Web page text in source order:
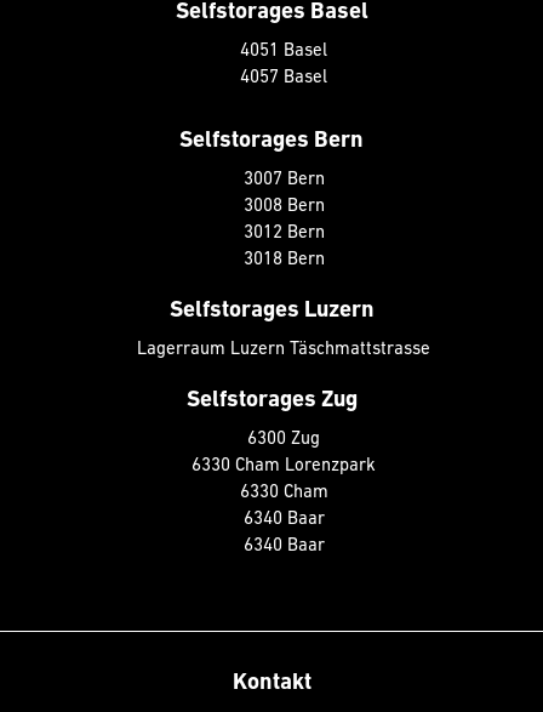
Selfstorages Basel
4051 Basel
4057 Basel
Selfstorages Bern
3007 Bern
3008 Bern
3012 Bern
3018 Bern
Selfstorages Luzern
Lagerraum Luzern Täschmattstrasse
Selfstorages Zug
6300 Zug
6330 Cham Lorenzpark
6330 Cham
6340 Baar
6340 Baar
Kontakt